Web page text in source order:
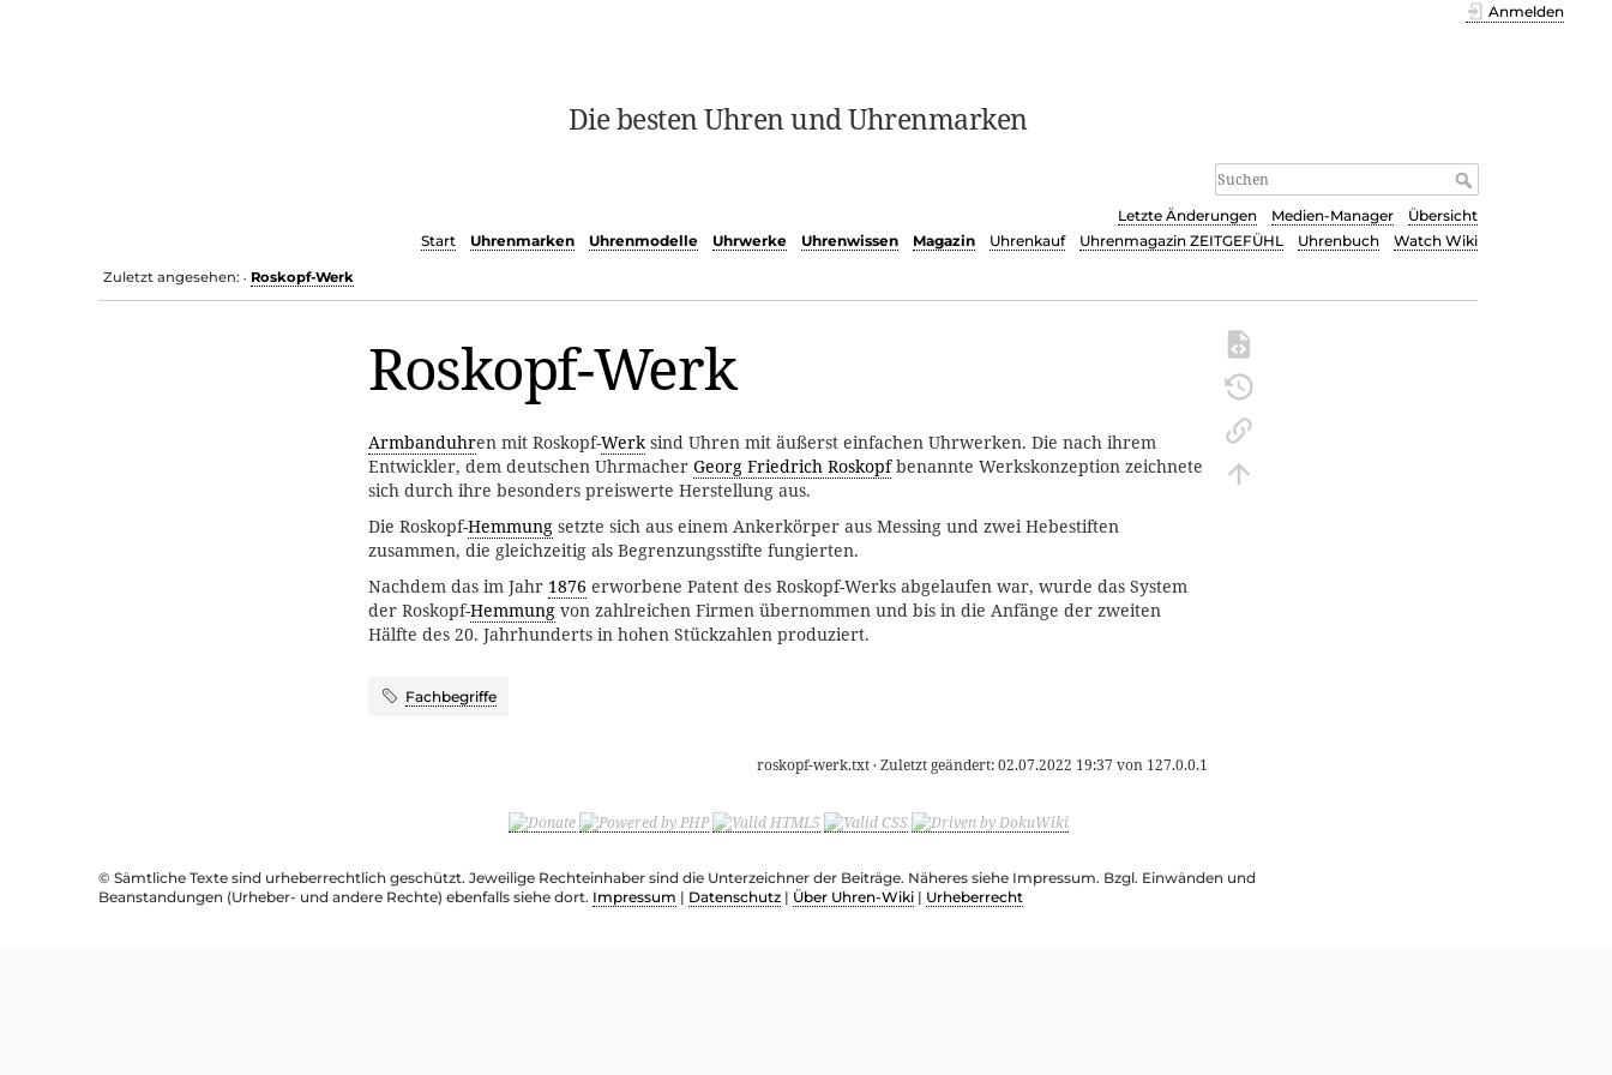
Die besten Uhren und Uhrenmarken
Anmelden
Letzte Änderungen Medien-Manager
Übersicht
Start
Uhrenmarken Uhrenmodelle Uhrwerke Uhrenwissen Magazin Uhrenkauf Uhrenmagazin ZEITGEFÜHL Uhrenbuch Watch Wiki
Zuletzt angesehen: • Roskopf-Werk
Roskopf-Werk
Armbanduhren mit Roskopf-Werksind Uhren mit äußerst einfachen Uhrwerken. Die nach ihrem
Entwickler, dem deutschen Uhrmacher Georg Friedrich Roskopfbenannte Werkskonzeption zeichnete
sich durch ihre besonders preiswerte Herstellung aus.
Die Roskopf-Hemmung setzte sich aus einem Ankerkörper aus Messing und zwei Hebestiften
zusammen, die gleichzeitig als Begrenzungsstifte fungierten.
Nachdem das im Jahr 1876 erworbene Patent des Roskopf-Werks abgelaufen war, wurde das System
der Roskopf-Hemmung von zahlreichen Firmen übernommen und bis in die Anfänge der zweiten
Hälfte des 20. Jahrhunderts in hohen Stückzahlen produziert.
Fachbegriffe
roskopf-werk.txt· Zuletzt geändert:02.07.2022 19:37 von 127.0.0.1
© Sämtliche Texte sind urheberrechtlich geschützt. Jeweilige Rechteinhaber sind die Unterzeichner der Beiträge. Näheres siehe Impressum. Bzgl. Einwänden und
Beanstandungen (Urheber- und andere Rechte) ebenfalls siehe dort. Impressum | Datenschutz | Über Uhren-Wiki | Urheberrecht